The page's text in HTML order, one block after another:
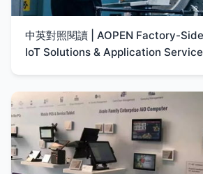
中英對照閱讀 | AOPEN Factory-
IoT Solutions & Application